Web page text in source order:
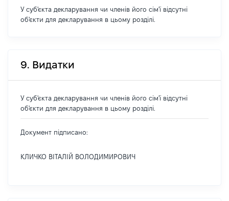
У суб'єкта декларування чи членів його сім'ї відсутні
об'єкти для декларування в цьому розділі.
9. Видатки
У суб'єкта декларування чи членів його сім'ї відсутні
об'єкти для декларування в цьому розділі.
Документ підписано:
КЛИЧКО ВІТАЛІЙ ВОЛОДИМИРОВИЧ